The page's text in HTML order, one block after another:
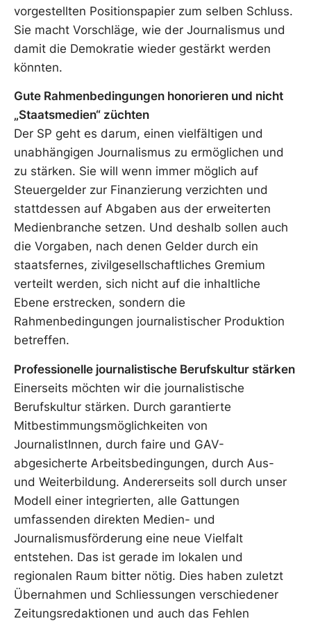
vorgestellten Positionspapier zum selben Schluss.
Sie macht Vorschläge, wie der Journalismus und
damit die Demokratie wieder gestärkt werden
könnten.
Gute Rahmenbedingungen honorieren und nicht
„Staatsmedien“ züchten
Der SP geht es darum, einen vielfältigen und
unabhängigen Journalismus zu ermöglichen und
zu stärken. Sie will wenn immer möglich auf
Steuergelder zur Finanzierung verzichten und
stattdessen auf Abgaben aus der erweiterten
Medienbranche setzen. Und deshalb sollen auch
die Vorgaben, nach denen Gelder durch ein
staatsfernes, zivilgesellschaftliches Gremium
verteilt werden, sich nicht auf die inhaltliche
Ebene erstrecken, sondern die
Rahmenbedingungen journalistischer Produktion
betreffen.
Professionelle journalistische Berufskultur stärken
Einerseits möchten wir die journalistische
Berufskultur stärken. Durch garantierte
Mitbestimmungsmöglichkeiten von
JournalistInnen, durch faire und GAV-
abgesicherte Arbeitsbedingungen, durch Aus-
und Weiterbildung. Andererseits soll durch unser
Modell einer integrierten, alle Gattungen
umfassenden direkten Medien- und
Journalismusförderung eine neue Vielfalt
entstehen. Das ist gerade im lokalen und
regionalen Raum bitter nötig. Dies haben zuletzt
Übernahmen und Schliessungen verschiedener
Zeitungsredaktionen und auch das Fehlen